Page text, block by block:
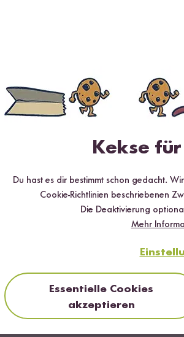
Geröstete Sesam Körner zur Veredelung von Sushi und mehr
etwas frischen Koriander
Öl
Kekse
Du hast es dir bestimmt schon gedacht.
Cookie-Richtlinien beschriebenen
Die Deaktivierung
Mehr
Essentielle Cookies
akzeptieren